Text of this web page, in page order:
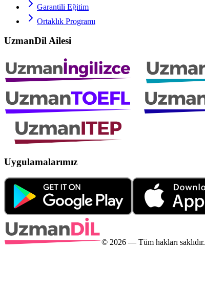
Garantili Eğitim
Ortaklık Programı
UzmanDil Ailesi
Uygulamalarımız
© 2026 — Tüm hakları saklıdır.